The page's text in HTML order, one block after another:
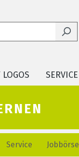
LOGOS SERVICE
Service Jobbörse